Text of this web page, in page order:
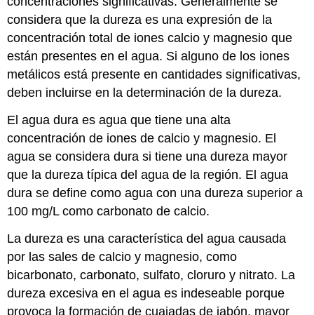
considera que la dureza es una expresión de la
concentración total de iones calcio y magnesio que
están presentes en el agua. Si alguno de los iones
metálicos está presente en cantidades significativas,
deben incluirse en la determinación de la dureza.
El agua dura es agua que tiene una alta
concentración de iones de calcio y magnesio. El
agua se considera dura si tiene una dureza mayor
que la dureza típica del agua de la región. El agua
dura se define como agua con una dureza superior a
100 mg/L como carbonato de calcio.
La dureza es una característica del agua causada
por las sales de calcio y magnesio, como
bicarbonato, carbonato, sulfato, cloruro y nitrato. La
dureza excesiva en el agua es indeseable porque
provoca la formación de cuajadas de jabón, mayor